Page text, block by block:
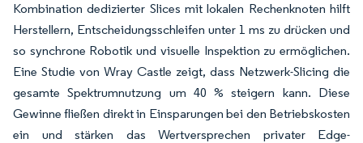
Kombination dedizierter Slices mit lokalen Rechenknoten hilft
Herstellern, Entscheidungsschleifen unter 1 ms zu drücken und
so synchrone Robotik und visuelle Inspektion zu ermöglichen.
Eine Studie von Wray Castle zeigt, dass Netzwerk-Slicing die
gesamte Spektrumnutzung um 40 % steigern kann. Diese
Gewinne fließen direkt in Einsparungen bei den Betriebskosten
ein und stärken das Wertversprechen privater Edge-